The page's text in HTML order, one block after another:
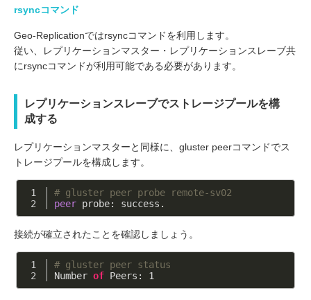
rsyncコマンド
Geo-Replicationではrsyncコマンドを利用します。
従い、レプリケーションマスター・レプリケーションスレーブ共
にrsyncコマンドが利用可能である必要があります。
レプリケーションスレーブでストレージプールを構
成する
レプリケーションマスターと同様に、gluster peerコマンドでス
トレージプールを構成します。
# gluster peer probe remote-sv02
peer probe: success.
接続が確立されたことを確認しましょう。
# gluster peer status
Number of Peers: 1